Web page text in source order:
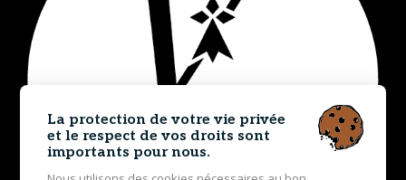
La protection de votre vie privée
et le respect de vos droits sont
importants pour nous.